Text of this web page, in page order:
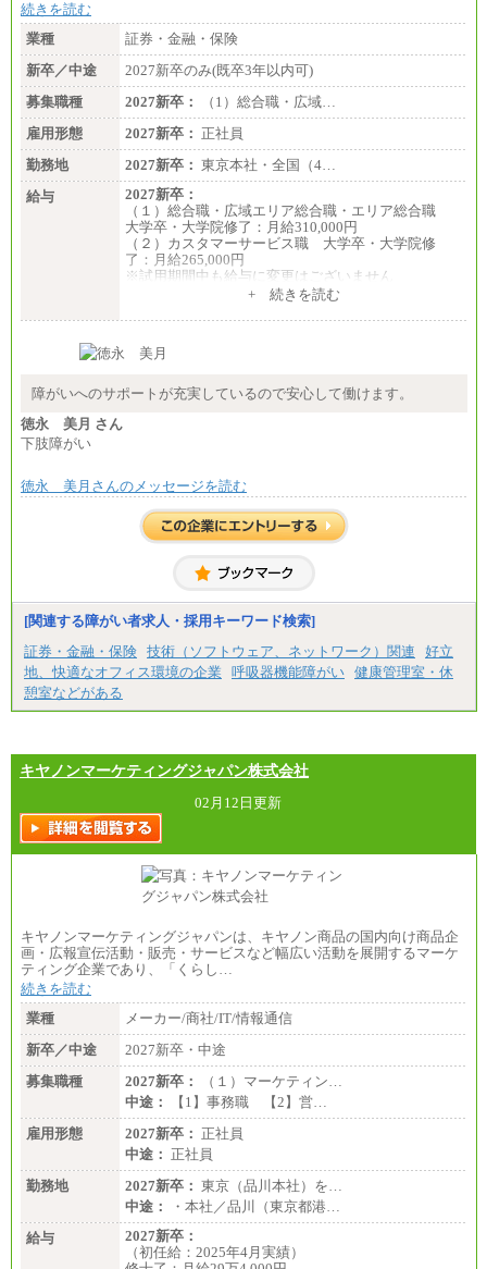
続きを読む
業種
証券・金融・保険
新卒／中途
2027新卒のみ(既卒3年以内可)
募集職種
2027新卒：
（1）総合職・広域…
雇用形態
2027新卒： 正社員
勤務地
2027新卒： 東京本社・全国（4…
給与
2027新卒：
（１）総合職・広域エリア総合職・エリア総合職
大学卒・大学院修了：月給310,000円
（２）カスタマーサービス職 大学卒・大学院修
了：月給265,000円
※試用期間中も給与に変更はございません
+ 続きを読む
障がいへのサポートが充実しているので安心して働けます。
徳永 美月 さん
下肢障がい
徳永 美月さんのメッセージを読む
[関連する障がい者求人・採用キーワード検索]
証券・金融・保険 技術（ソフトウェア、ネットワーク）関連
好立
地、快適なオフィス環境の企業
呼吸器機能障がい 健康管理室・休
憩室などがある
キヤノンマーケティングジャパン株式会社
02月12日更新
キヤノンマーケティングジャパンは、キヤノン商品の国内向け商品企
画・広報宣伝活動・販売・サービスなど幅広い活動を展開するマーケ
ティング企業であり、「くらし…
続きを読む
業種
メーカー/商社/IT/情報通信
新卒／中途
2027新卒・中途
募集職種
2027新卒：
（１）マーケティン…
中途：
【1】事務職 【2】営…
雇用形態
2027新卒： 正社員
中途： 正社員
勤務地
2027新卒： 東京（品川本社）を…
中途：
・本社／品川（東京都港…
給与
2027新卒：
（初任給：2025年4月実績）